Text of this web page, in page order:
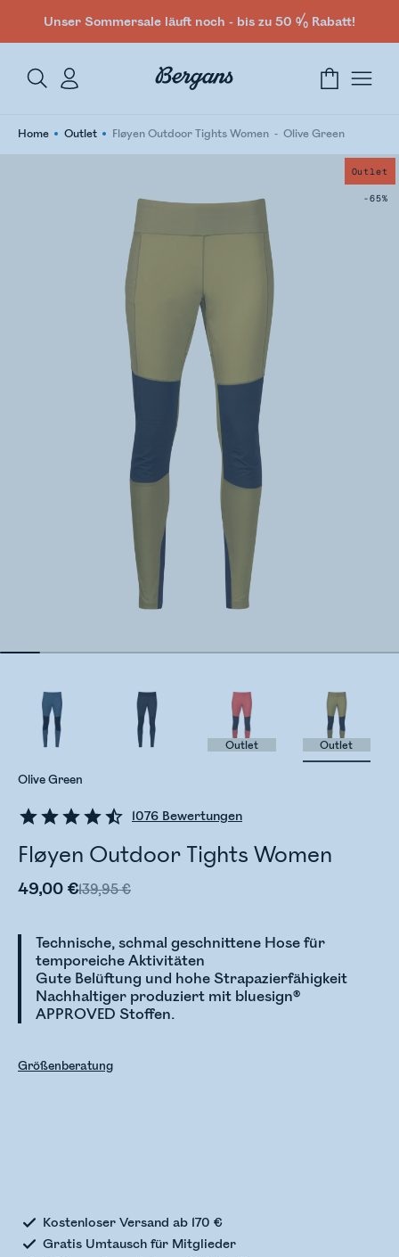
Unser Sommersale läuft noch - bis zu 50 % Rabatt!
Home Outlet Fløyen Outdoor Tights Women Olive Green
Outlet
-65%
1076 Bewertungen
Fløyen Outdoor Tights Women
49,00 €139,95 €
Technische, schmal geschnittene Hose für
temporeiche Aktivitäten
Gute Belüftung und hohe Strapazierfähigkeit
Nachhaltiger produziert mit bluesign®
APPROVED Stoffen.
Olive Green
Outlet Outlet
Größenberatung
Kostenloser Versand ab 170 €
Gratis Umtausch für Mitglieder